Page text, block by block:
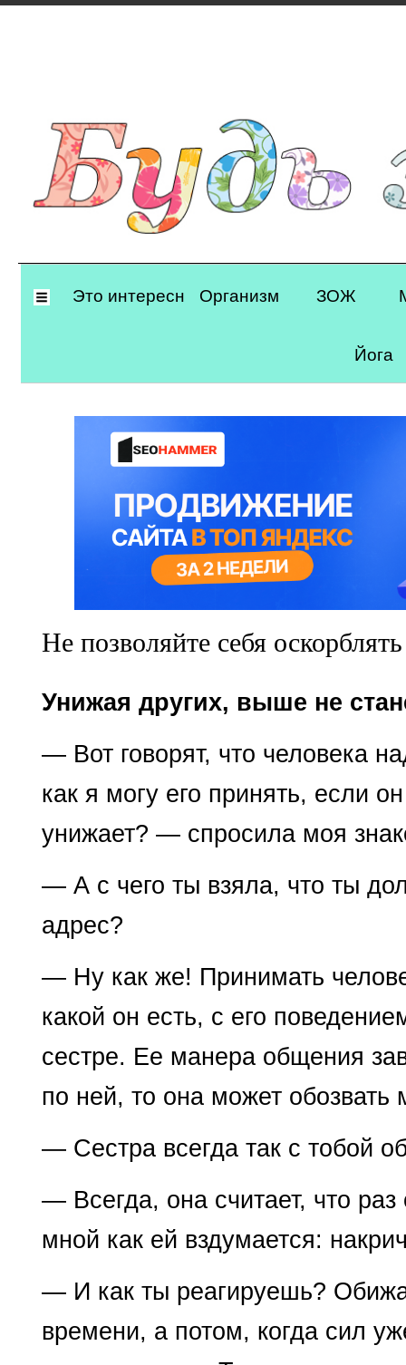
Navigation
Это интересно Организм ЗОЖ
Йога
Не позволяйте себя оскорблять
Унижая других, выше не
— Вот говорят, что человека
как я могу его принять, если
унижает? — спросила моя
— А с чего ты взяла, что ты
адрес?
— Ну как же! Принимать
какой он есть, с его
сестре. Ее манера общения
по ней, то она может
— Сестра всегда так с тобой
— Всегда, она считает, что
мной как ей вздумается:
— И как ты реагируешь?
времени, а потом, когда сил